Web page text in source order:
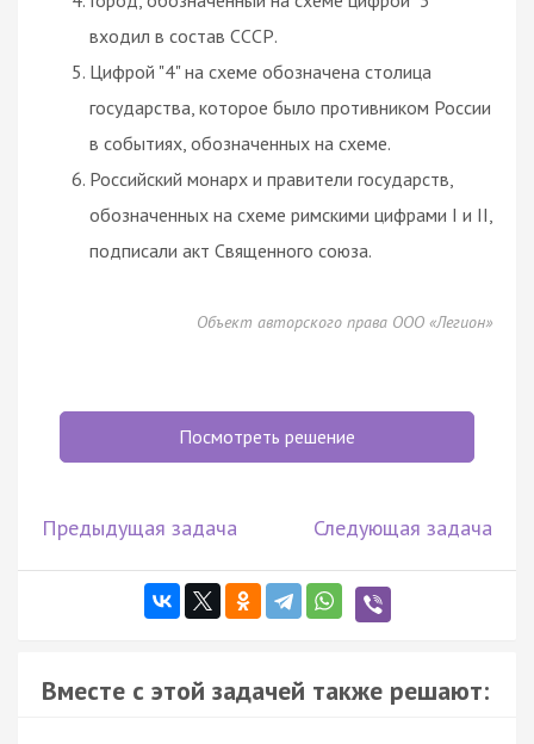
входил в состав СССР.
Цифрой "4" на схеме обозначена столица
государства, которое было противником России
в событиях, обозначенных на схеме.
Российский монарх и правители государств,
обозначенных на схеме римскими цифрами I и II,
подписали акт Священного союза.
Объект авторского права ООО «Легион»
Посмотреть решение
Предыдущая задача Следующая задача
Вместе с этой задачей также решают: